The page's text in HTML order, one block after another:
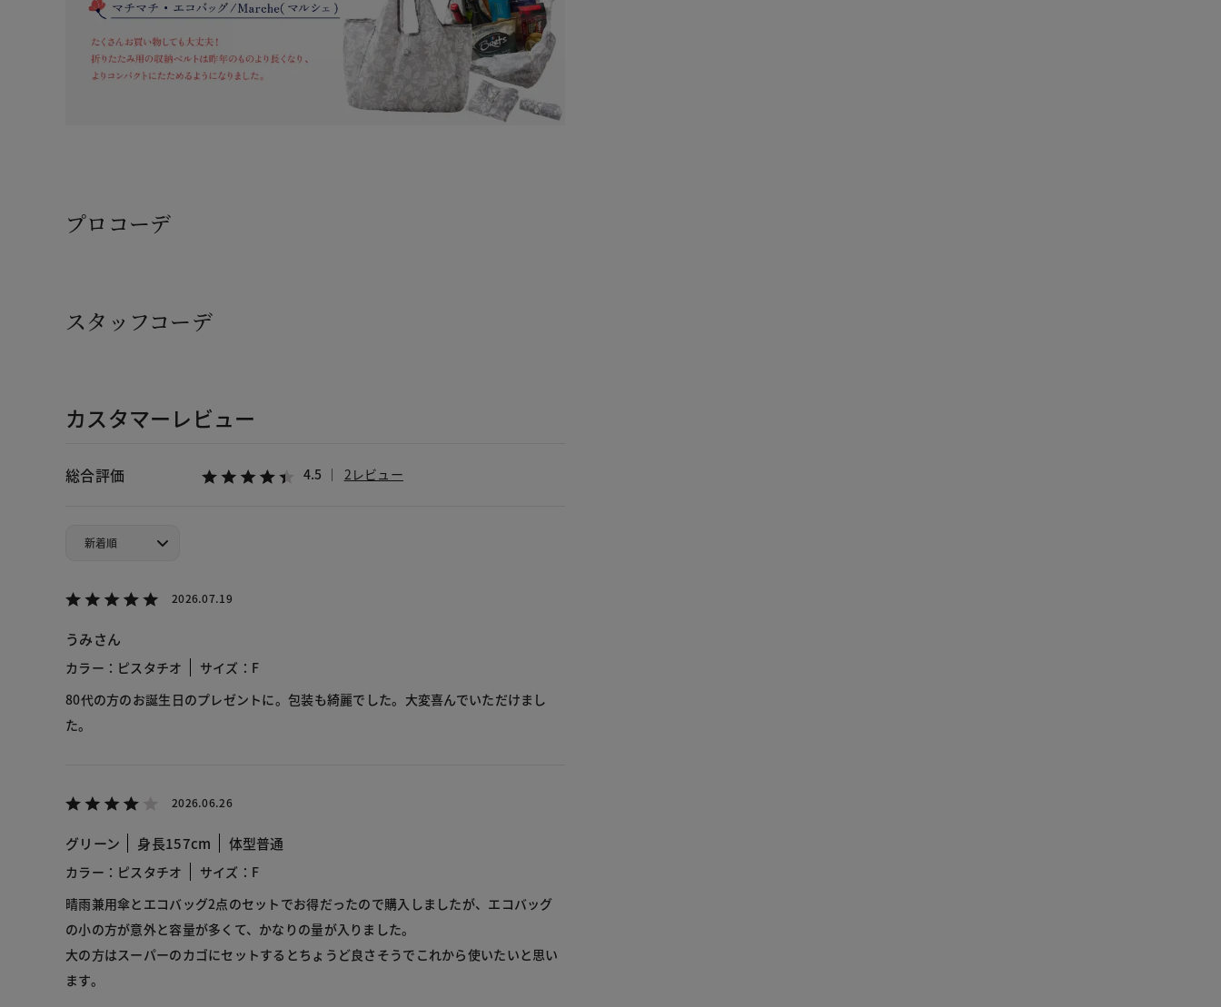
プロコーデ
スタッフコーデ
カスタマーレビュー
総合評価 4.5 2レビュー
2026.07.19
うみさん
カラー：ピスタチオ
サイズ：F
80代の方のお誕生日のプレゼントに。包装も綺麗でした。大変喜んでいただけまし
た。
2026.06.26
グリーン 身長157cm 体型普通
カラー：ピスタチオ
サイズ：F
晴雨兼用傘とエコバッグ2点のセットでお得だったので購入しましたが、エコバッグ
の小の方が意外と容量が多くて、かなりの量が入りました。
大の方はスーパーのカゴにセットするとちょうど良さそうでこれから使いたいと思い
ます。